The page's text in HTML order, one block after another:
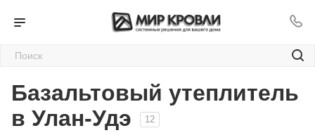
Базальтовый утеплитель
в Улан-Удэ
12